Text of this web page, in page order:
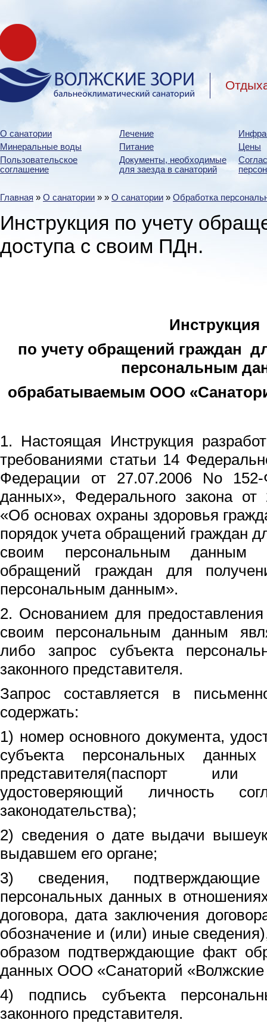
О санатории Лечение
Минеральные воды
Питание
Цены
Пользовательское
соглашение
Документы, необходимые
для заезда в санаторий
Главная » О санатории » » О санатории » Обработка
Инструкция по учету
доступа с своим ПДн.
Инструкция
по учету обращений граждан
персональным
обрабатываемым ООО
1. Настоящая Инструкция
требованиями статьи 14
Федерации от 27.07.2006 No
данных», Федерального закона
«Об основах охраны здоровья
порядок учета обращений граждан
своим персональным
обращений граждан для
персональным данным».
2. Основанием для
своим персональным данным
либо запрос субъекта
законного представителя.
Запрос составляется в
содержать:
1) номер основного документа,
субъекта персональных
представителя(паспорт
удостоверяющий личность
законодательства);
2) сведения о дате выдачи
выдавшем его органе;
3) сведения,
персональных данных в
договора, дата заключения
обозначение и (или) иные
образом подтверждающие факт
данных ООО «Санаторий «Волжские
4) подпись субъекта
законного представителя.